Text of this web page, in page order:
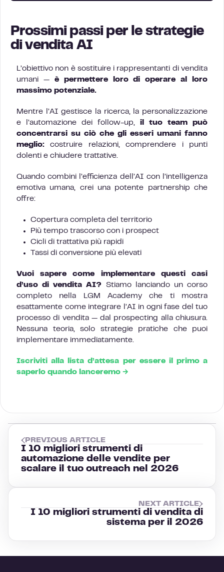
Prossimi passi per le strategie
di vendita AI
L’obiettivo non è sostituire i rappresentanti di vendita
umani — è permettere loro di operare al loro
massimo potenziale.
Mentre l’AI gestisce la ricerca, la personalizzazione
e l’automazione dei follow-up, il tuo team può
concentrarsi su ciò che gli esseri umani fanno
meglio: costruire relazioni, comprendere i punti
dolenti e chiudere trattative.
Quando combini l’efficienza dell’AI con l’intelligenza
emotiva umana, crei una potente partnership che
offre:
Copertura completa del territorio
Più tempo trascorso con i prospect
Cicli di trattativa più rapidi
Tassi di conversione più elevati
Vuoi sapere come implementare questi casi
d’uso di vendita AI? Stiamo lanciando un corso
completo nella LGM Academy che ti mostra
esattamente come integrare l’AI in ogni fase del tuo
processo di vendita — dal prospecting alla chiusura.
Nessuna teoria, solo strategie pratiche che puoi
implementare immediatamente.
Iscriviti alla lista d’attesa per essere il primo a
saperlo quando lanceremo →
PREVIOUS ARTICLE
I 10 migliori strumenti di
automazione delle vendite per
scalare il tuo outreach nel 2026
NEXT ARTICLE
I 10 migliori strumenti di vendita di
sistema per il 2026